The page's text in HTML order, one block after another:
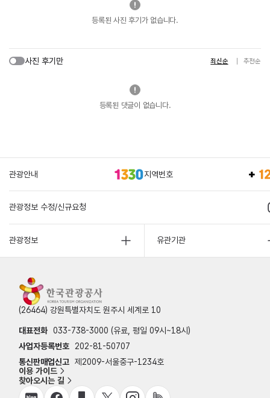
등록된 사진 후기가 없습니다.
사진 후기만 최신순 추천순
등록된 댓글이 없습니다.
관광안내 지역번호
관광정보 수정/신규요청
관광정보 유관기관
(26464) 강원특별자치도 원주시 세계로 10
대표전화 033-738-3000 (유료, 평일 09시~18시)
사업자등록번호
202-81-50707
통신판매업신고 제2009-서울중구-1234호
이용 가이드
찾아오시는 길